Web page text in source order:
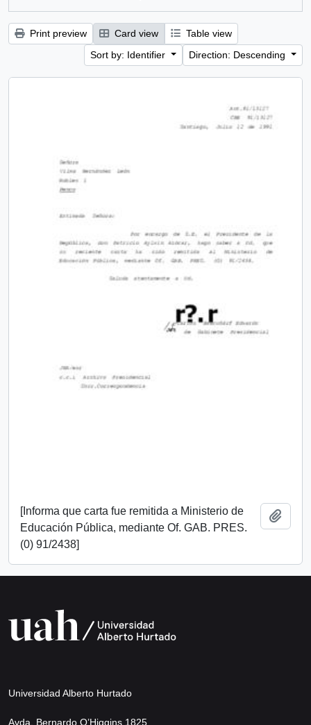
Print preview Card view
Table view
Sort by: Identifier
Direction: Descending
[Informa que carta fue remitida a Ministerio de
Educación Pública, mediante Of. GAB. PRES.
(0) 91/2438]
Universidad Alberto Hurtado
Avda. Bernardo O’Higgins 1825